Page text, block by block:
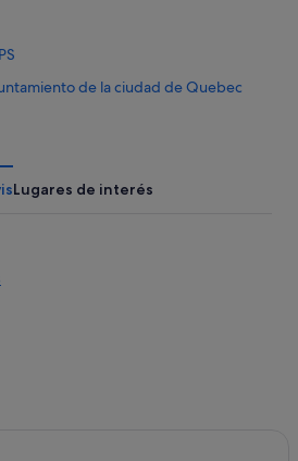
de la ciudad de Quebec
hoteles
Lugares de interés